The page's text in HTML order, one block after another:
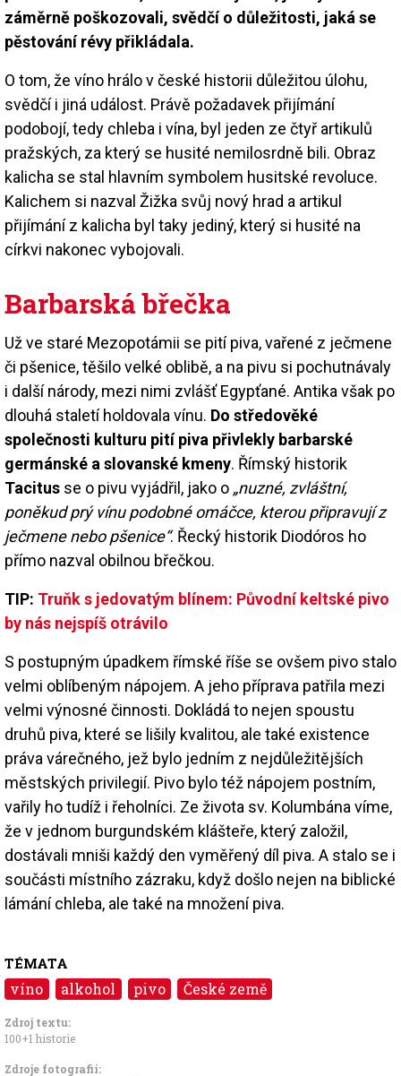
záměrně poškozovali, svědčí o důležitosti, jaká se
pěstování révy přikládala.
O tom, že víno hrálo v české historii důležitou úlohu,
svědčí i jiná událost. Právě požadavek přijímání
podobojí, tedy chleba i vína, byl jeden ze čtyř artikulů
pražských, za který se husité nemilosrdně bili. Obraz
kalicha se stal hlavním symbolem husitské revoluce.
Kalichem si nazval Žižka svůj nový hrad a artikul
přijímání z kalicha byl taky jediný, který si husité na
církvi nakonec vybojovali.
Barbarská břečka
Už ve staré Mezopotámii se pití piva, vařené z ječmene
či pšenice, těšilo velké oblibě, a na pivu si pochutnávaly
i další národy, mezi nimi zvlášť Egypťané. Antika však po
dlouhá staletí holdovala vínu. Do středověké
společnosti kulturu pití piva přivlekly barbarské
germánské a slovanské kmeny. Římský historik
Tacitus se o pivu vyjádřil, jako o „nuzné, zvláštní,
poněkud prý vínu podobné omáčce, kterou připravují z
ječmene nebo pšenice“. Řecký historik Diodóros ho
přímo nazval obilnou břečkou.
TIP: Truňk s jedovatým blínem: Původní keltské pivo
by nás nejspíš otrávilo
S postupným úpadkem římské říše se ovšem pivo stalo
velmi oblíbeným nápojem. A jeho příprava patřila mezi
velmi výnosné činnosti. Dokládá to nejen spoustu
druhů piva, které se lišily kvalitou, ale také existence
práva várečného, jež bylo jedním z nejdůležitějších
městských privilegií. Pivo bylo též nápojem postním,
vařily ho tudíž i řeholníci. Ze života sv. Kolumbána víme,
že v jednom burgundském klášteře, který založil,
dostávali mniši každý den vyměřený díl piva. A stalo se i
součásti místního zázraku, když došlo nejen na biblické
lámání chleba, ale také na množení piva.
TÉMATA
víno alkohol pivo České země
Zdroj textu:
100+1 historie
Zdroje fotografii: